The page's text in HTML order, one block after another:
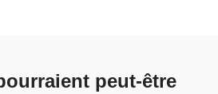
peut-être